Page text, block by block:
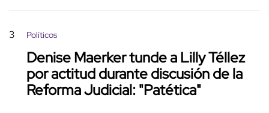
3 Políticos
Denise Maerker tunde a Lilly Téllez
por actitud durante discusión de la
Reforma Judicial: "Patética"